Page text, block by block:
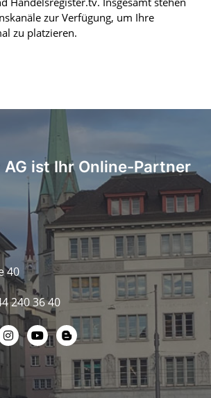
zur Verfügung, um Ihre
zu platzieren.
AG ist Ihr Online-Partner
40
240 36 40